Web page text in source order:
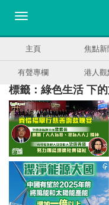
主頁 焦點新
有聲專欄 港人觀
標籤：綠色生活 下